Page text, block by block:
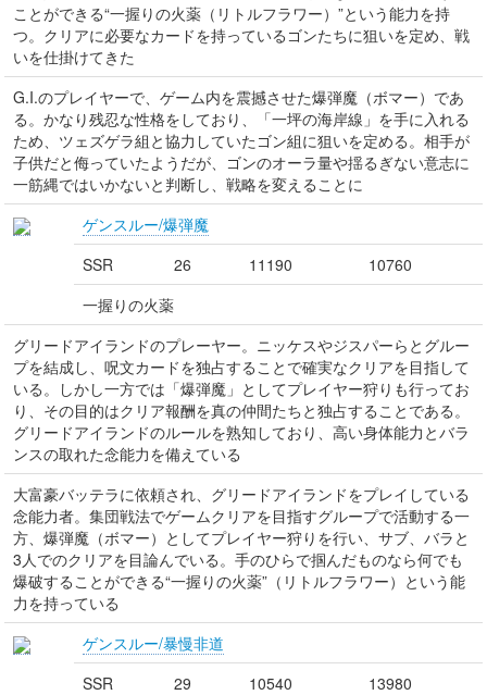
ことができる“一握りの火薬（リトルフラワー）”という能力を持
つ。クリアに必要なカードを持っているゴンたちに狙いを定め、戦
いを仕掛けてきた
G.I.のプレイヤーで、ゲーム内を震撼させた爆弾魔（ボマー）であ
る。かなり残忍な性格をしており、「一坪の海岸線」を手に入れる
ため、ツェズゲラ組と協力していたゴン組に狙いを定める。相手が
子供だと侮っていたようだが、ゴンのオーラ量や揺るぎない意志に
一筋縄ではいかないと判断し、戦略を変えることに
ゲンスルー/爆弾魔
SSR
26 11190
10760
一握りの火薬
グリードアイランドのプレーヤー。ニッケスやジスパーらとグルー
プを結成し、呪文カードを独占することで確実なクリアを目指して
いる。しかし一方では「爆弾魔」としてプレイヤー狩りも行ってお
り、その目的はクリア報酬を真の仲間たちと独占することである。
グリードアイランドのルールを熟知しており、高い身体能力とバラ
ンスの取れた念能力を備えている
大富豪バッテラに依頼され、グリードアイランドをプレイしている
念能力者。集団戦法でゲームクリアを目指すグループで活動する一
方、爆弾魔（ボマー）としてプレイヤー狩りを行い、サブ、バラと
3人でのクリアを目論んでいる。手のひらで掴んだものなら何でも
爆破することができる“一握りの火薬”（リトルフラワー）という能
力を持っている
ゲンスルー/暴慢非道
SSR
29 10540
13980